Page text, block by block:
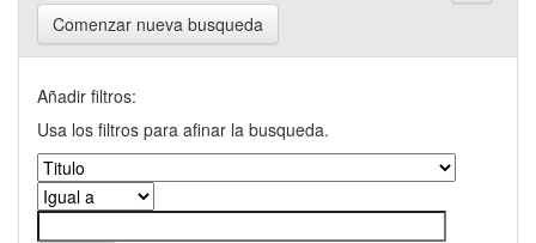
Comenzar nueva busqueda
Añadir filtros:
Usa los filtros para afinar la busqueda.